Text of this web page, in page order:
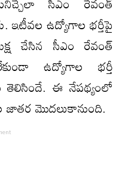
ఇటీవల ఉద్యోగాల భర్తీపై
చేసిన సీఎం రేవంత్
ఉద్యోగాల భర్తీ
ఈ నేపథ్యంలో
మొదలుకానుంది.